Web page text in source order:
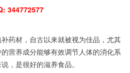
344772577
材，自古以来就被视为佳品，尤其
营养成分能够有效调节人体的消化系
，是很好的滋养食品。